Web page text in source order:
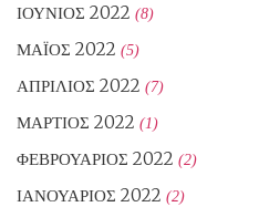
ΙΟΎΝΙΟΣ 2022 (8)
ΜΆΙΟΣ 2022 (5)
ΑΠΡΊΛΙΟΣ 2022 (7)
ΜΆΡΤΙΟΣ 2022 (1)
ΦΕΒΡΟΥΆΡΙΟΣ 2022 (2)
ΙΑΝΟΥΆΡΙΟΣ 2022 (2)